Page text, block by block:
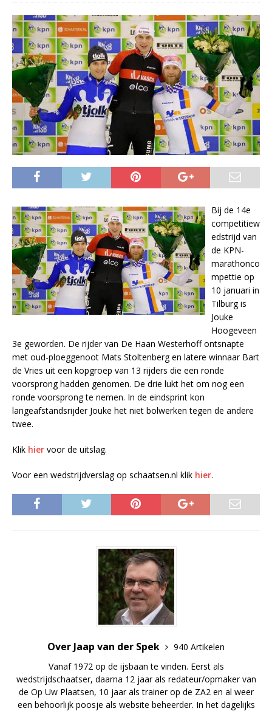
Bij de 14e
competitiew
edstrijd van
de KPN-
marathonco
mpettie op
10 januari in
Tilburg is
Jouke
Hoogeveen
3e geworden. De rijder van De Haan Westerhoff ontsnapte
met oud-ploeggenoot Mats Stoltenberg en latere winnaar Bart
de Vries uit een kopgroep van 13 rijders die een ronde
voorsprong hadden genomen. De drie lukt het om nog een
ronde voorsprong te nemen. In de eindsprint kon
langeafstandsrijder Jouke het niet bolwerken tegen de andere
twee.
Klik hier voor de uitslag.
Voor een wedstrijdverslag op schaatsen.nl klik hier.
Over Jaap van der Spek
940 Artikelen
Vanaf 1972 op de ijsbaan te vinden. Eerst als
wedstrijdschaatser, daarna 12 jaar als redateur/opmaker van
de Op Uw Plaatsen, 10 jaar als trainer op de ZA2 en al weer
een behoorlijk poosje als website beheerder. In het dagelijks